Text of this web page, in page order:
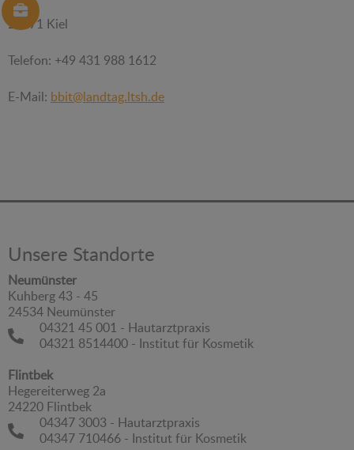
24171 Kiel
Telefon: +49 431 988 1612
E-Mail: bbit@landtag.ltsh.de
Unsere Standorte
Neumünster
Kuhberg 43 - 45
24534 Neumünster
04321 45 001 - Hautarztpraxis
04321 8514400 - Institut für Kosmetik
Flintbek
Hegereiterweg 2a
24220 Flintbek
04347 3003 - Hautarztpraxis
04347 710466 - Institut für Kosmetik